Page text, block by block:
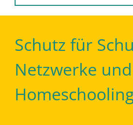
Schutz für
Netzwerke und